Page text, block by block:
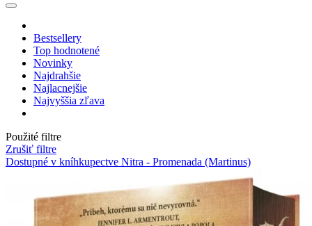
Bestsellery
Top hodnotené
Novinky
Najdrahšie
Najlacnejšie
Najvyššia zľava
Použité filtre
Zrušiť filtre
Dostupné v kníhkupectve Nitra - Promenada (Martinus)